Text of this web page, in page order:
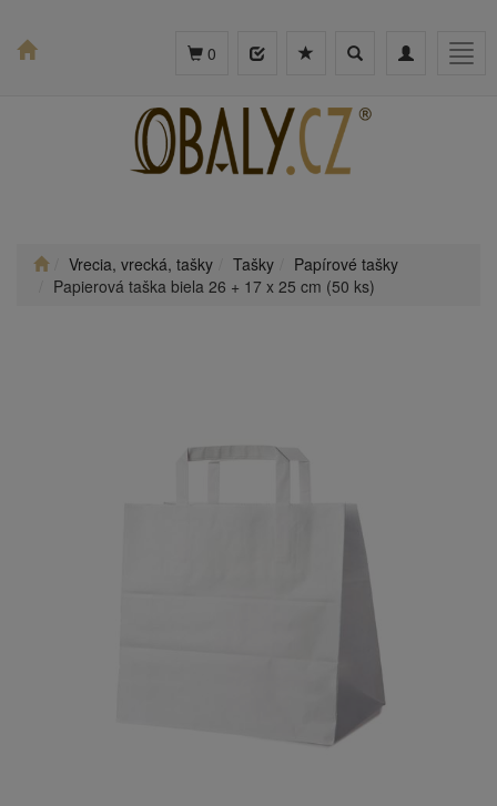
Toggle
Toggle
0
Vrecia, vrecká, tašky Tašky
Papírové tašky
Papierová taška biela 26 + 17 x 25 cm (50 ks)